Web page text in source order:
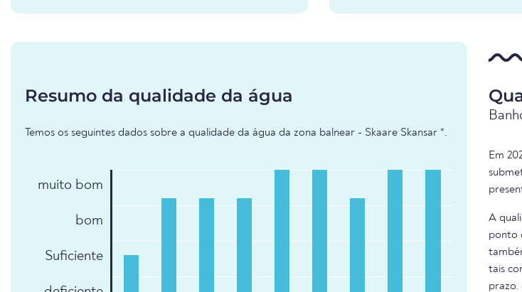
Resumo da qualidade da água
Temos os seguintes dados sobre a qualidade da água da zona balnear - Skaare Skansar *.
muito bom
bom
Suficiente
Em
A
ponto
tais
prazo.